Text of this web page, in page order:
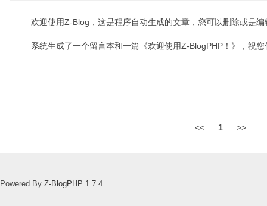
欢迎使用Z-Blog，这是程序自动生成的文章，您可以删除或是编
系统生成了一个留言本和一篇《欢迎使用Z-BlogPHP！》，祝
<< 1 >>
Powered By Z-BlogPHP 1.7.4